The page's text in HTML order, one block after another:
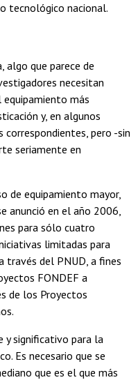
tecnológico nacional.
algo que parece de
necesitan
más
y, en algunos
pero -sin
seriamente en
de equipamiento mayor,
anunció en el año 2006,
para sólo cuatro
limitadas para
través del PNUD, a fines
FONDEF a
de los Proyectos
y significativo para la
Es necesario que se
que es el que más